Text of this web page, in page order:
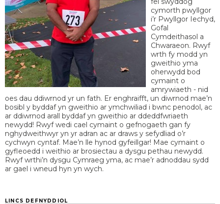
cymorth pwyllgor
i’r Pwyllgor Iechyd,
Gofal
Cymdeithasol a
Chwaraeon. Rwyf
wrth fy modd yn
gweithio yma
oherwydd bod
cymaint o
amrywiaeth - nid
oes dau ddiwrnod yr un fath. Er enghraifft, un diwrnod mae’n
bosibl y byddaf yn gweithio ar ymchwiliad i bwnc penodol, ac
ar ddiwrnod arall byddaf yn gweithio ar ddeddfwriaeth
newydd! Rwyf wedi cael cymaint o gefnogaeth gan fy
nghydweithwyr yn yr adran ac ar draws y sefydliad o’r
cychwyn cyntaf. Mae’n lle hynod gyfeillgar! Mae cymaint o
gyfleoedd i weithio ar brosiectau a dysgu pethau newydd.
Rwyf wrthi’n dysgu Cymraeg yma, ac mae’r adnoddau sydd
ar gael i wneud hyn yn wych.
LINCS DEFNYDDIOL